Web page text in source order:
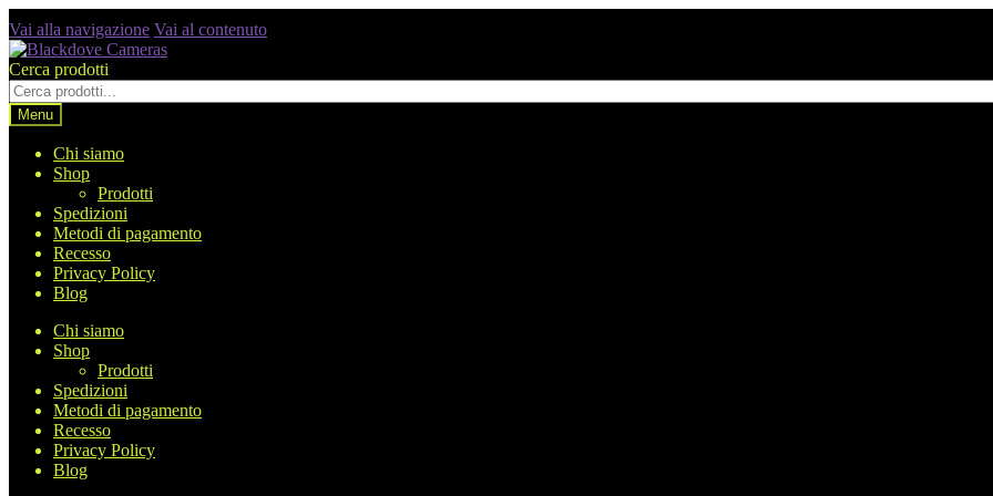
Vai alla navigazione Vai al contenuto
Cerca prodotti
Menu
Chi siamo
Shop
Prodotti
Spedizioni
Metodi di pagamento
Recesso
Privacy Policy
Blog
Chi siamo
Shop
Prodotti
Spedizioni
Metodi di pagamento
Recesso
Privacy Policy
Blog